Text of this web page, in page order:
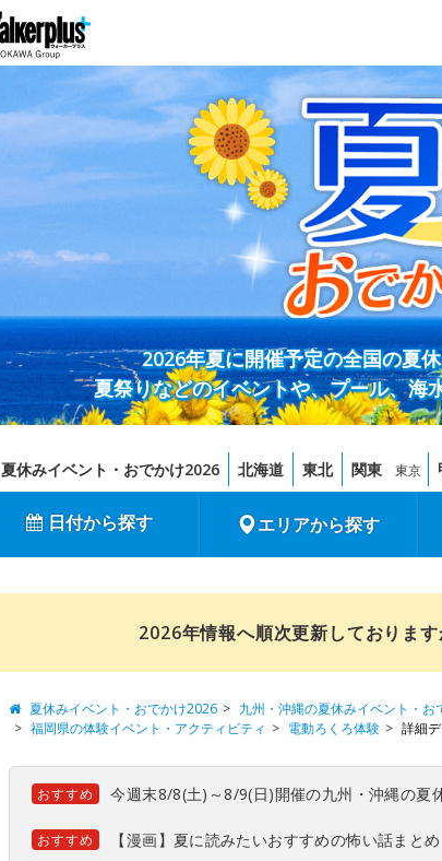
2026年夏に開催予定の全国の夏
夏祭りなどのイベントや、プール、海
夏休みイベント・おでかけ2026 北海道 東北 関東 東京
日付から探す エリアから探す
2026年情報へ順次更新しておりま
夏休みイベント・おでかけ2026 九州・沖縄の夏休みイベント・お
福岡県の体験イベント・アクティビティ
電動ろくろ体験 詳細
おすすめ 今週末8/8(土)～8/9(日)開催の九州・沖縄の夏
おすすめ 【漫画】夏に読みたいおすすめの怖い話まとめ